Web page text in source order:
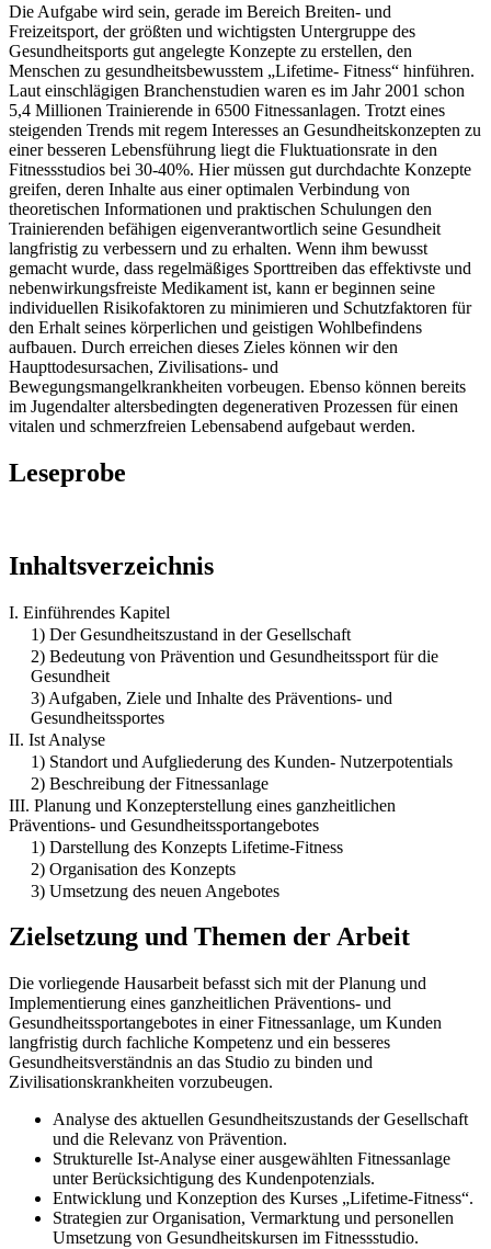
Die Aufgabe wird sein, gerade im Bereich Breiten- und
Freizeitsport, der größten und wichtigsten Untergruppe des
Gesundheitsports gut angelegte Konzepte zu erstellen, den
Menschen zu gesundheitsbewusstem „Lifetime- Fitness“ hinführen.
Laut einschlägigen Branchenstudien waren es im Jahr 2001 schon
5,4 Millionen Trainierende in 6500 Fitnessanlagen. Trotzt eines
steigenden Trends mit regem Interesses an Gesundheitskonzepten zu
einer besseren Lebensführung liegt die Fluktuationsrate in den
Fitnessstudios bei 30-40%. Hier müssen gut durchdachte Konzepte
greifen, deren Inhalte aus einer optimalen Verbindung von
theoretischen Informationen und praktischen Schulungen den
Trainierenden befähigen eigenverantwortlich seine Gesundheit
langfristig zu verbessern und zu erhalten. Wenn ihm bewusst
gemacht wurde, dass regelmäßiges Sporttreiben das effektivste und
nebenwirkungsfreiste Medikament ist, kann er beginnen seine
individuellen Risikofaktoren zu minimieren und Schutzfaktoren für
den Erhalt seines körperlichen und geistigen Wohlbefindens
aufbauen. Durch erreichen dieses Zieles können wir den
Haupttodesursachen, Zivilisations- und
Bewegungsmangelkrankheiten vorbeugen. Ebenso können bereits
im Jugendalter altersbedingten degenerativen Prozessen für einen
vitalen und schmerzfreien Lebensabend aufgebaut werden.
Leseprobe
Inhaltsverzeichnis
I. Einführendes Kapitel
1) Der Gesundheitszustand in der Gesellschaft
2) Bedeutung von Prävention und Gesundheitssport für die
Gesundheit
3) Aufgaben, Ziele und Inhalte des Präventions- und
Gesundheitssportes
II. Ist Analyse
1) Standort und Aufgliederung des Kunden- Nutzerpotentials
2) Beschreibung der Fitnessanlage
III. Planung und Konzepterstellung eines ganzheitlichen
Präventions- und Gesundheitssportangebotes
1) Darstellung des Konzepts Lifetime-Fitness
2) Organisation des Konzepts
3) Umsetzung des neuen Angebotes
Zielsetzung und Themen der Arbeit
Die vorliegende Hausarbeit befasst sich mit der Planung und
Implementierung eines ganzheitlichen Präventions- und
Gesundheitssportangebotes in einer Fitnessanlage, um Kunden
langfristig durch fachliche Kompetenz und ein besseres
Gesundheitsverständnis an das Studio zu binden und
Zivilisationskrankheiten vorzubeugen.
Analyse des aktuellen Gesundheitszustands der Gesellschaft
und die Relevanz von Prävention.
Strukturelle Ist-Analyse einer ausgewählten Fitnessanlage
unter Berücksichtigung des Kundenpotenzials.
Entwicklung und Konzeption des Kurses „Lifetime-Fitness“.
Strategien zur Organisation, Vermarktung und personellen
Umsetzung von Gesundheitskursen im Fitnessstudio.